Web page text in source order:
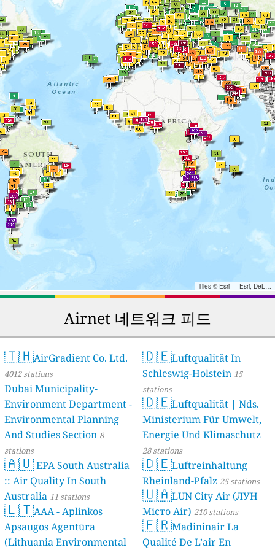
Tiles © Esri — Esri, DeLorme, NAVTEQ, TomTom, Intermap, iPC, USGS, FAO, NPS, NRCAN, GeoBase, Kadaster NL, Ordnance Survey, Esri Japan, METI, Esri China (Hong Kong), and the GIS User Community
Airnet 네트워크 피드
🇹🇭AirGradient Co. Ltd.
4012 stations
Dubai Municipality-
Environment Department -
Environmental Planning
And Studies Section 8
stations
🇦🇺EPA South Australia
:: Air Quality In South
Australia 11 stations
🇱🇹AAA - Aplinkos
Apsaugos Agentūra
(Lithuania Environmental
🇩🇪Luftqualität In
Schleswig-Holstein 15
stations
🇩🇪Luftqualität | Nds.
Ministerium Für Umwelt,
Energie Und Klimaschutz
28 stations
🇩🇪Luftreinhaltung
Rheinland-Pfalz 25 stations
🇺🇦LUN City Air (ЛУН
Місто Air) 210 stations
🇫🇷Madininair La
Qualité De L’air En